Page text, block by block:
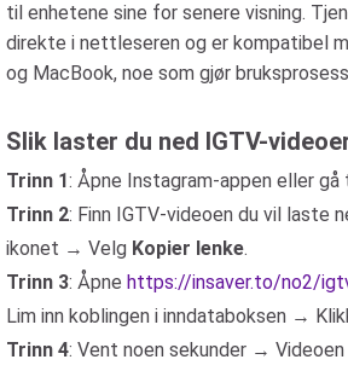
til enhetene sine for senere visning.
direkte i nettleseren og er kompatibel
og MacBook, noe som gjør
Slik laster du ned IGTV-
Trinn 1: Åpne Instagram-appen eller
Trinn 2: Finn IGTV-videoen du vil laste
ikonet → Velg Kopier lenke.
Trinn 3: Åpne https://insaver.to/no2/
Lim inn koblingen i inndataboksen →
Trinn 4: Vent noen sekunder → Videoen